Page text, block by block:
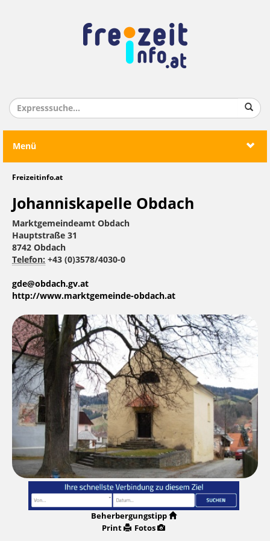
Menü
Freizeitinfo.at
Johanniskapelle Obdach
Marktgemeindeamt Obdach
Hauptstraße 31
8742 Obdach
Telefon: +43 (0)3578/4030-0
gde@obdach.gv.at
http://www.marktgemeinde-obdach.at
Beherbergungstipp
Print
Fotos